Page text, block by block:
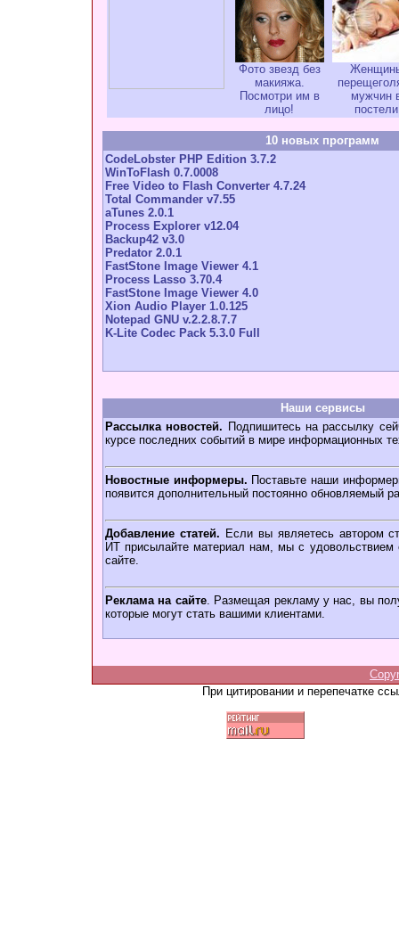
Фото звезд без
макияжа.
Посмотри им в
лицо!
мужчин
постели
10 новых программ
CodeLobster PHP Edition 3.7.2
WinToFlash 0.7.0008
Free Video to Flash Converter 4.7.24
Total Commander v7.55
aTunes 2.0.1
Process Explorer v12.04
Backup42 v3.0
Predator 2.0.1
FastStone Image Viewer 4.1
Process Lasso 3.70.4
FastStone Image Viewer 4.0
Xion Audio Player 1.0.125
Notepad GNU v.2.2.8.7.7
K-Lite Codec Pack 5.3.0 Full
Наши сервисы
Рассылка новостей. Подпишитесь на рассылку
курсе последних событий в мире информационных
Новостные информеры. Поставьте наши
появится дополнительный постоянно обновляемый
Добавление статей. Если вы являетесь автором
ИТ присылайте материал нам, мы с удовольствием
сайте.
Реклама на сайте. Размещая рекламу у нас, вы
которые могут стать вашими клиентами.
При цитировании и перепечатке